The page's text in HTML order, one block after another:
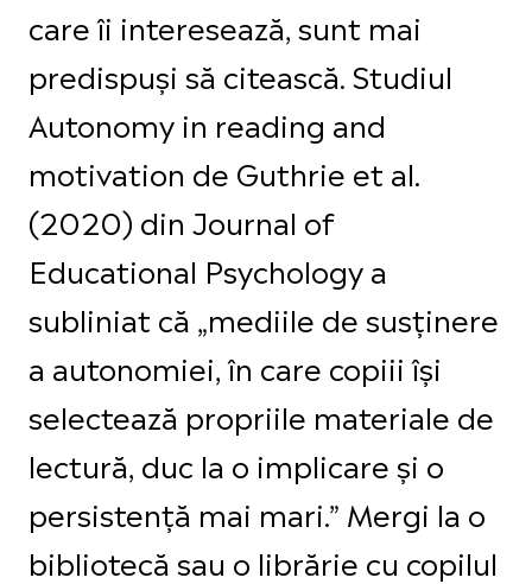
care îi interesează, sunt mai
predispuși să citească. Studiul
Autonomy in reading and
motivation de Guthrie et al.
(2020) din Journal of
Educational Psychology a
subliniat că „mediile de susținere
a autonomiei, în care copiii își
selectează propriile materiale de
lectură, duc la o implicare și o
persistență mai mari.” Mergi la o
bibliotecă sau o librărie cu copilul